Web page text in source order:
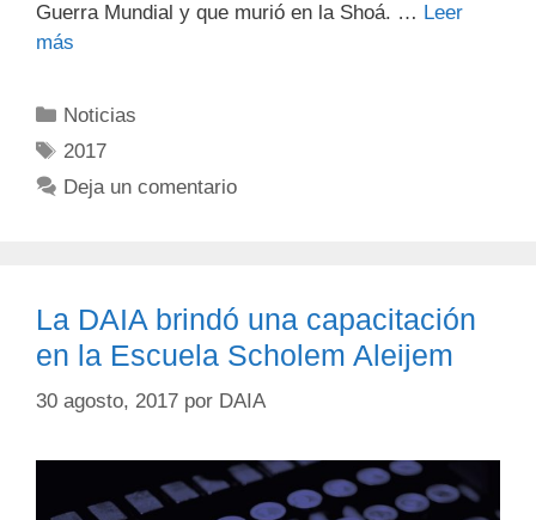
Guerra Mundial y que murió en la Shoá. … Leer
más
Noticias
2017
Deja un comentario
La DAIA brindó una capacitación
en la Escuela Scholem Aleijem
30 agosto, 2017 por DAIA